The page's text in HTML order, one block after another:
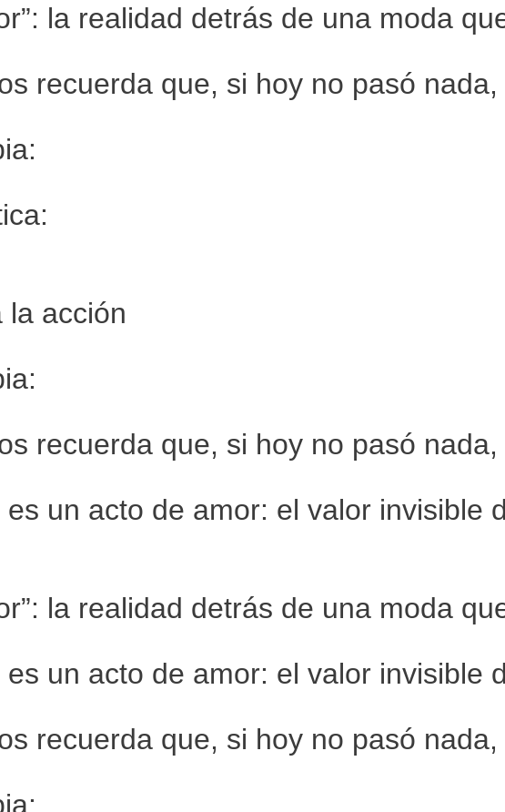
la realidad detrás de una moda
recuerda que, si hoy no pasó
la acción
recuerda que, si hoy no pasó
un acto de amor: el valor invisible
la realidad detrás de una moda
un acto de amor: el valor invisible
recuerda que, si hoy no pasó